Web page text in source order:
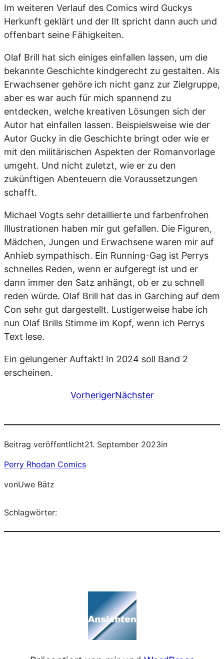
Im weiteren Verlauf des Comics wird Guckys
Herkunft geklärt und der Ilt spricht dann auch und
offenbart seine Fähigkeiten.
Olaf Brill hat sich einiges einfallen lassen, um die
bekannte Geschichte kindgerecht zu gestalten. Als
Erwachsener gehöre ich nicht ganz zur Zielgruppe,
aber es war auch für mich spannend zu
entdecken, welche kreativen Lösungen sich der
Autor hat einfallen lassen. Beispielsweise wie der
Autor Gucky in die Geschichte bringt oder wie er
mit den militärischen Aspekten der Romanvorlage
umgeht. Und nicht zuletzt, wie er zu den
zukünftigen Abenteuern die Voraussetzungen
schafft.
Michael Vogts sehr detaillierte und farbenfrohen
Illustrationen haben mir gut gefallen. Die Figuren,
Mädchen, Jungen und Erwachsene waren mir auf
Anhieb sympathisch. Ein Running-Gag ist Perrys
schnelles Reden, wenn er aufgeregt ist und er
dann immer den Satz anhängt, ob er zu schnell
reden würde. Olaf Brill hat das in Garching auf dem
Con sehr gut dargestellt. Lustigerweise habe ich
nun Olaf Brills Stimme im Kopf, wenn ich Perrys
Text lese.
Ein gelungener Auftakt! In 2024 soll Band 2
erscheinen.
VorherigerNächster
Beitrag veröffentlicht21. September 2023in
Perry Rhodan Comics
vonUwe Bätz
Schlagwörter: